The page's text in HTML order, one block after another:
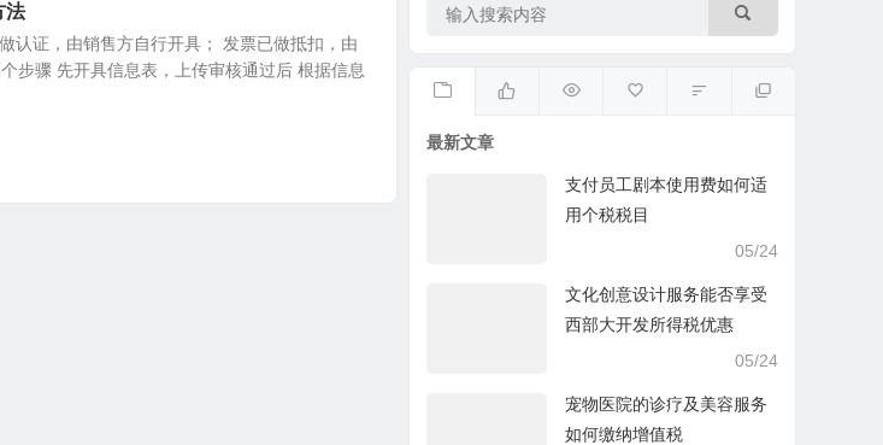
法
认证，由销售方自行开具； 发票已做抵扣，由
步骤 先开具信息表，上传审核通过后 根据信息
最新文章
支付员工剧本使用费如何适
用个税税目
05/24
文化创意设计服务能否享受
西部大开发所得税优惠
05/24
宠物医院的诊疗及美容服务
如何缴纳增值税